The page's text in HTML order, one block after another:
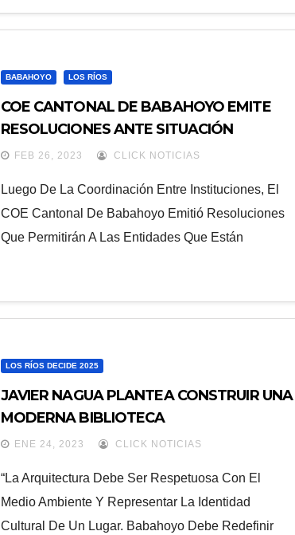
BABAHOYO LOS RÍOS
COE CANTONAL DE BABAHOYO EMITE
RESOLUCIONES ANTE SITUACIÓN
INVERNAL
FEB 26, 2023 CLICK NOTICIAS
Luego De La Coordinación Entre Instituciones, El
COE Cantonal De Babahoyo Emitió Resoluciones
Que Permitirán A Las Entidades Que Están
LOS RÍOS DECIDE 2025
JAVIER NAGUA PLANTEA CONSTRUIR UNA
MODERNA BIBLIOTECA
ENE 24, 2023 CLICK NOTICIAS
“La Arquitectura Debe Ser Respetuosa Con El
Medio Ambiente Y Representar La Identidad
Cultural De Un Lugar. Babahoyo Debe Redefinir